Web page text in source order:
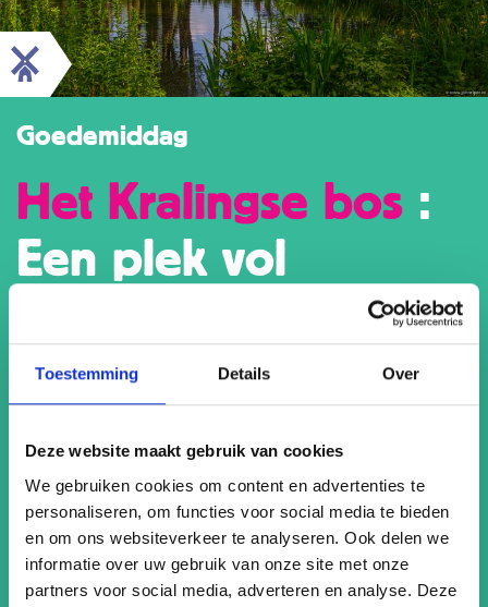
Toestemming Details Over
Deze website maakt gebruik van cookies
We gebruiken cookies om content en advertenties te
personaliseren, om functies voor social media te bieden
en om ons websiteverkeer te analyseren. Ook delen we
informatie over uw gebruik van onze site met onze
partners voor social media, adverteren en analyse. Deze
Goedemiddag
Het Kralingse bos :
Een plek vol
met een vijf kilometer lang rondje om de plas. Het gebied
de zomer volop waterpret beleven, over een lang
vlonderpad op het water en door een bosgebied waar je
zelfs een klimpark vindt. De kinderboerderij en speeltuin
zijn een leuk uitje voor de kleintjes, en zelf rust je
misschien liever even uit op één van de terrasjes aan het